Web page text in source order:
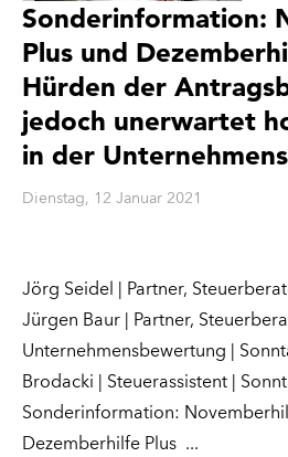
Sonderinformation:
Plus und
Hürden der
jedoch unerwartet
in der
Dienstag, 12 Januar 2021
Jörg Seidel | Partner,
Jürgen Baur | Partner,
Unternehmensbewertung |
Brodacki | Steuerassistent |
Sonderinformation:
Dezemberhilfe Plus